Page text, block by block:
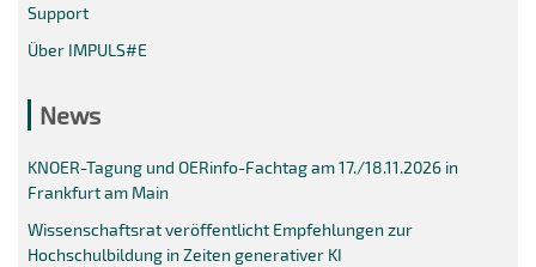
Support
Über IMPULS#E
News
KNOER-Tagung und OERinfo-Fachtag am 17./18.11.2026 in
Frankfurt am Main
Wissenschaftsrat veröffentlicht Empfehlungen zur
Hochschulbildung in Zeiten generativer KI